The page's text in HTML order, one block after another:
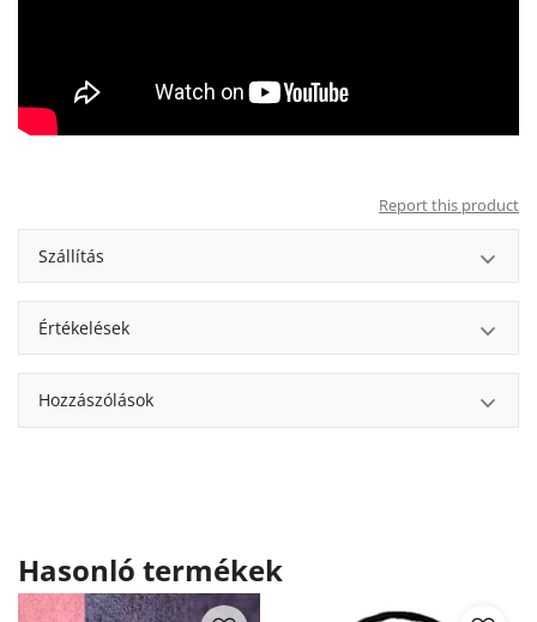
Report this product
Szállítás
Értékelések
Hozzászólások
Hasonló termékek